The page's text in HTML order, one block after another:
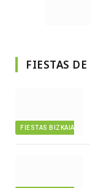
FIESTAS
FIESTAS BIZKAIA